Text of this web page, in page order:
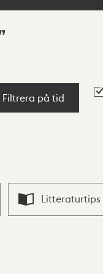
Filtrera på tid
Litteraturtips